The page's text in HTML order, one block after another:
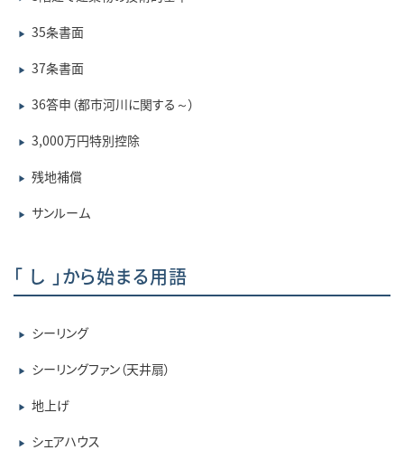
▶ 35条書面
▶ 37条書面
▶ 36答申（都市河川に関する～）
▶ 3,000万円特別控除
▶ 残地補償
▶ サンルーム
「 し 」から始まる用語
▶ シーリング
▶ シーリングファン（天井扇）
▶ 地上げ
▶ シェアハウス